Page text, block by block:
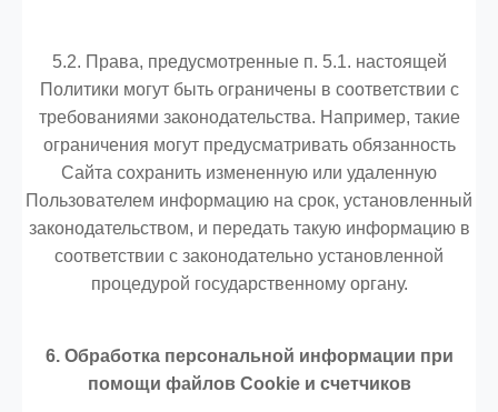
5.2. Права, предусмотренные п. 5.1. настоящей
Политики могут быть ограничены в соответствии с
требованиями законодательства. Например, такие
ограничения могут предусматривать обязанность
Сайта сохранить измененную или удаленную
Пользователем информацию на срок, установленный
законодательством, и передать такую информацию в
соответствии с законодательно установленной
процедурой государственному органу.
6. Обработка персональной информации при
помощи файлов Cookie и счетчиков